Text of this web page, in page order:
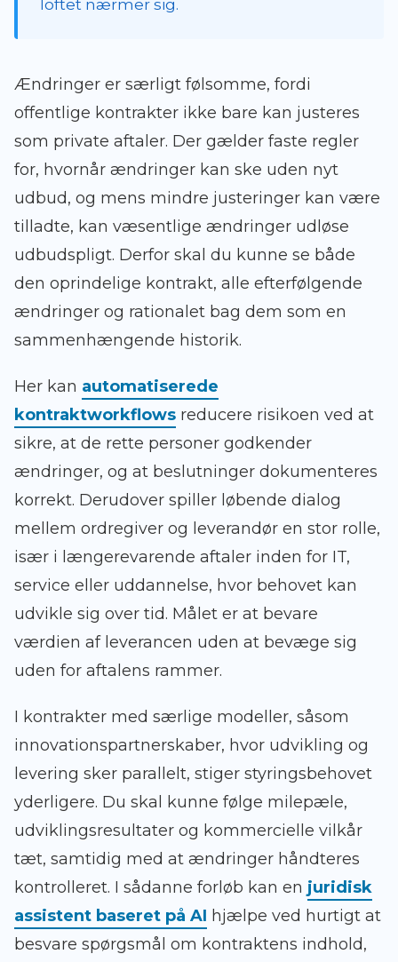
loftet nærmer sig.
Ændringer er særligt følsomme, fordi
offentlige kontrakter ikke bare kan justeres
som private aftaler. Der gælder faste regler
for, hvornår ændringer kan ske uden nyt
udbud, og mens mindre justeringer kan være
tilladte, kan væsentlige ændringer udløse
udbudspligt. Derfor skal du kunne se både
den oprindelige kontrakt, alle efterfølgende
ændringer og rationalet bag dem som en
sammenhængende historik.
Her kan automatiserede
kontraktworkflows reducere risikoen ved at
sikre, at de rette personer godkender
ændringer, og at beslutninger dokumenteres
korrekt. Derudover spiller løbende dialog
mellem ordregiver og leverandør en stor rolle,
især i længerevarende aftaler inden for IT,
service eller uddannelse, hvor behovet kan
udvikle sig over tid. Målet er at bevare
værdien af leverancen uden at bevæge sig
uden for aftalens rammer.
I kontrakter med særlige modeller, såsom
innovationspartnerskaber, hvor udvikling og
levering sker parallelt, stiger styringsbehovet
yderligere. Du skal kunne følge milepæle,
udviklingsresultater og kommercielle vilkår
tæt, samtidig med at ændringer håndteres
kontrolleret. I sådanne forløb kan en juridisk
assistent baseret på AI hjælpe ved hurtigt at
besvare spørgsmål om kontraktens indhold,